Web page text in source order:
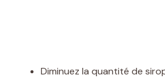
Diminuez la quantité de